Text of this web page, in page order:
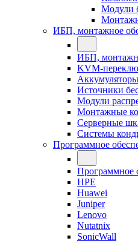
Модули
ИБП, монтажное
ИБП,
KVM-
Аккумуляторы
Источники
Модули
Монтажные
Серверные
Системы
Программное
Программное
HPE
Huawei
Juniper
Lenovo
Nutatnix
SonicWall